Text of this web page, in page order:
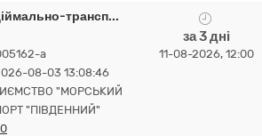
трансп...
a
08-03 13:08:46
"МОРСЬКИЙ
"ПІВДЕННИЙ"
за 3 дні
11-08-2026, 12:00